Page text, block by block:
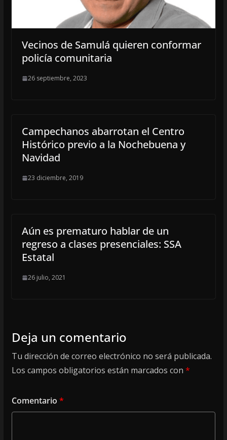
Vecinos de Samulá quieren conformar
policía comunitaria
26 septiembre, 2023
Campechanos abarrotan el Centro
Histórico previo a la Nochebuena y
Navidad
23 diciembre, 2019
Aún es prematuro hablar de un
regreso a clases presenciales: SSA
Estatal
26 julio, 2021
Deja un comentario
Tu dirección de correo electrónico no será publicada.
Los campos obligatorios están marcados con *
Comentario *